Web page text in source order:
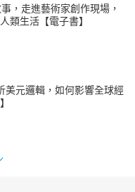
，走進藝術家創作現場，
類生活【電子書】
美元邏輯，如何影響全球經